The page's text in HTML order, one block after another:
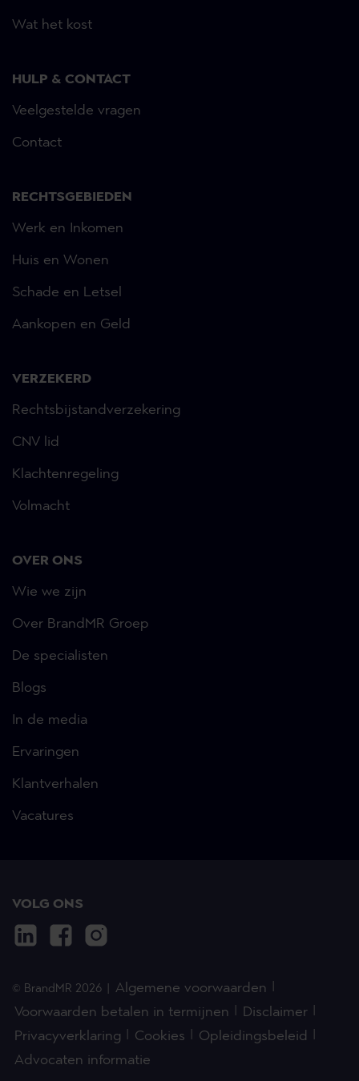
Wat het kost
HULP & CONTACT
Veelgestelde vragen
Contact
RECHTSGEBIEDEN
Werk en Inkomen
Huis en Wonen
Schade en Letsel
Aankopen en Geld
VERZEKERD
Rechtsbijstandverzekering
CNV lid
Klachtenregeling
Volmacht
OVER ONS
Wie we zijn
Over BrandMR Groep
De specialisten
Blogs
In de media
Ervaringen
Klantverhalen
Vacatures
VOLG ONS
© BrandMR 2026
Algemene voorwaarden
Voorwaarden betalen in termijnen
Disclaimer
Privacyverklaring
Cookies
Opleidingsbeleid
Advocaten informatie